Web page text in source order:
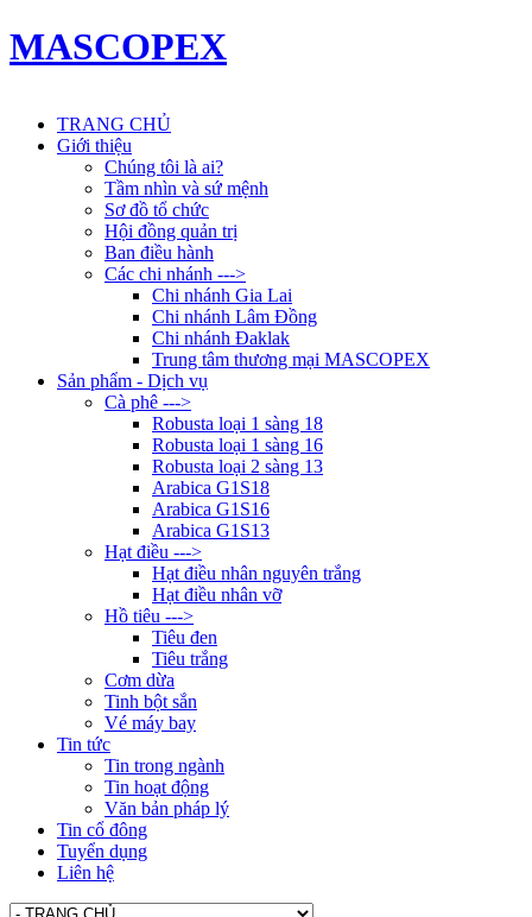
MASCOPEX
TRANG CHỦ
Giới thiệu
Chúng tôi là ai?
Tầm nhìn và sứ mệnh
Sơ đồ tổ chức
Hội đồng quản trị
Ban điều hành
Các chi nhánh --->
Chi nhánh Gia Lai
Chi nhánh Lâm Đồng
Chi nhánh Đaklak
Trung tâm thương mại MASCOPEX
Sản phẩm - Dịch vụ
Cà phê --->
Robusta loại 1 sàng 18
Robusta loại 1 sàng 16
Robusta loại 2 sàng 13
Arabica G1S18
Arabica G1S16
Arabica G1S13
Hạt điều --->
Hạt điều nhân nguyên trắng
Hạt điều nhân vỡ
Hồ tiêu --->
Tiêu đen
Tiêu trắng
Cơm dừa
Tinh bột sắn
Vé máy bay
Tin tức
Tin trong ngành
Tin hoạt động
Văn bản pháp lý
Tin cổ đông
Tuyển dụng
Liên hệ